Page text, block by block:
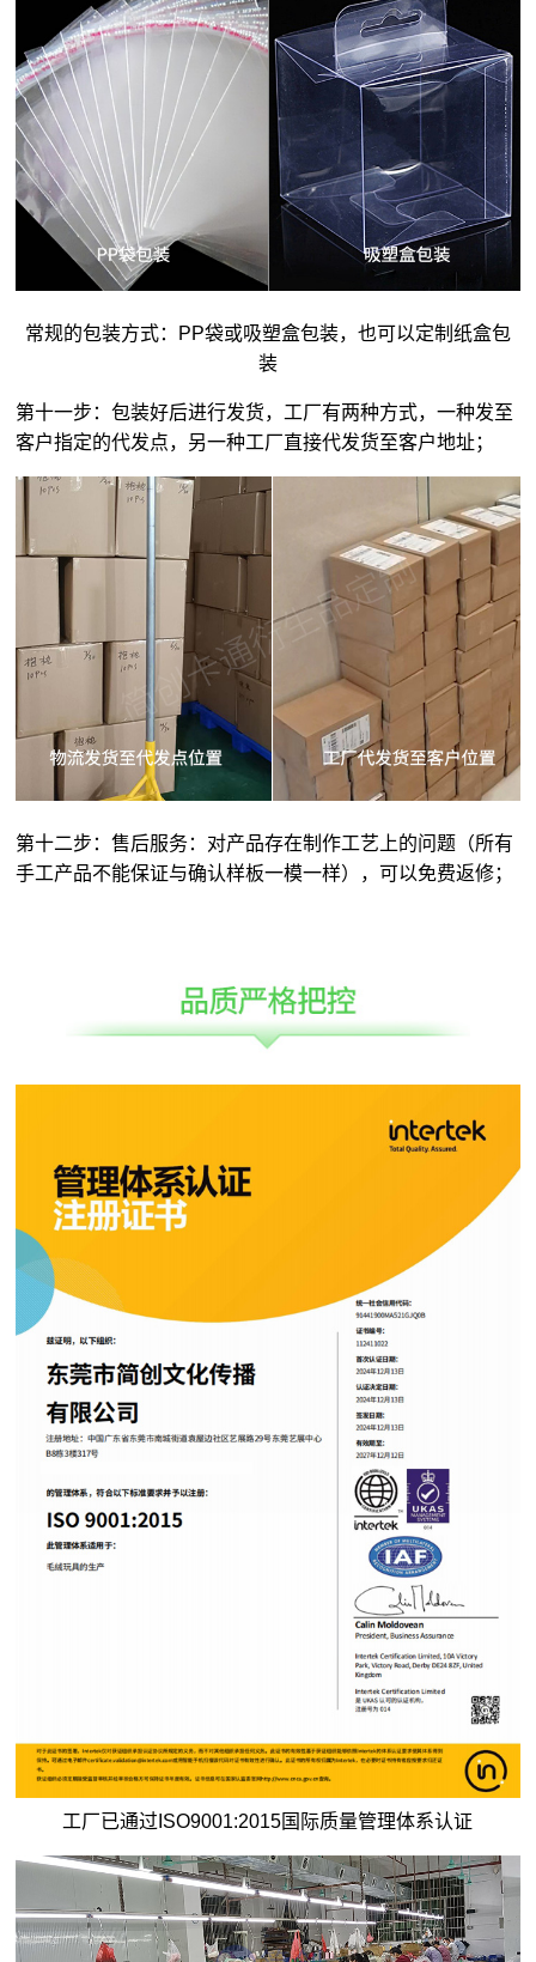
常规的包装方式：PP袋或吸塑盒包装，也可以定制纸盒包
装
第十一步：包装好后进行发货，工厂有两种方式，一种发至
客户指定的代发点，另一种工厂直接代发货至客户地址；
第十二步：售后服务：对产品存在制作工艺上的问题（所有
手工产品不能保证与确认样板一模一样），可以免费返修；
工厂已通过ISO9001:2015国际质量管理体系认证